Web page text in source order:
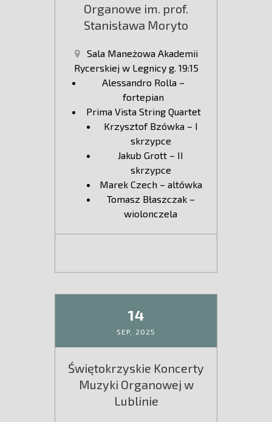
Organowe im. prof.
Stanisława Moryto
Sala Maneżowa Akademii
Rycerskiej w Legnicy g. 19:15
Alessandro Rolla –
fortepian
Prima Vista String Quartet
Krzysztof Bzówka – I
skrzypce
Jakub Grott – II
skrzypce
Marek Czech – altówka
Tomasz Błaszczak –
wiolonczela
14
SEP, 2025
Świętokrzyskie Koncerty
Muzyki Organowej w
Lublinie